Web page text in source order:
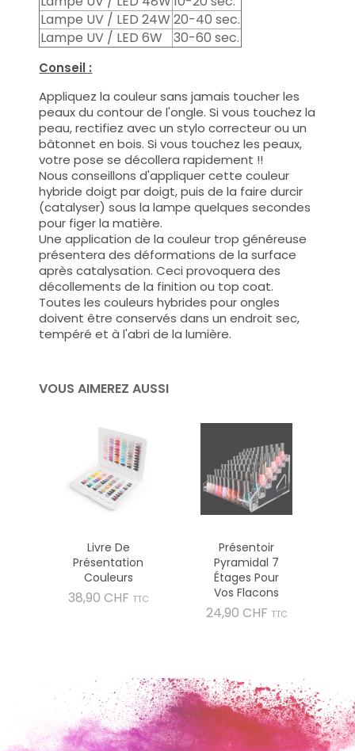
Lampe UV / LED 24W 20-40 sec.
Lampe UV / LED 6W
30-60 sec.
Conseil :
Appliquez la couleur sans jamais toucher les
peaux du contour de l'ongle. Si vous touchez la
peau, rectifiez avec un stylo correcteur ou un
bâtonnet en bois. Si vous touchez les peaux,
votre pose se décollera rapidement !!
Nous conseillons d'appliquer cette couleur
hybride doigt par doigt, puis de la faire durcir
(catalyser) sous la lampe quelques secondes
pour figer la matière.
Une application de la couleur trop généreuse
présentera des déformations de la surface
après catalysation. Ceci provoquera des
décollements de la finition ou top coat.
Toutes les couleurs hybrides pour ongles
doivent être conservés dans un endroit sec,
tempéré et à l'abri de la lumière.
VOUS AIMEREZ AUSSI
Livre De
Présentation
Couleurs
38,90 CHF Prix
TTC
Présentoir
Pyramidal 7
Étages Pour
Vos Flacons
24,90 CHF Prix
TTC